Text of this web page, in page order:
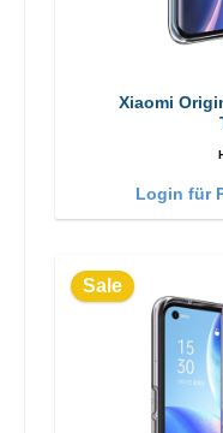
Xiaomi
Login für
Sale